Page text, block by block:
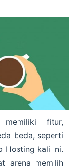
fitur,
beda, seperti
Hosting kali ini.
arena memilih